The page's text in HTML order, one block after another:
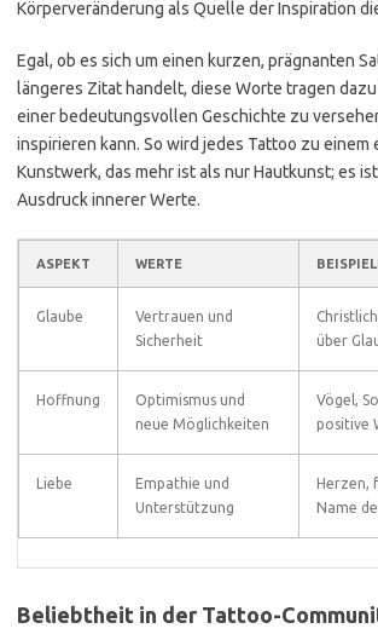
Körperveränderung als Quelle der Inspiration
Egal, ob es sich um einen kurzen, prägnanten
längeres Zitat handelt, diese Worte tragen
einer bedeutungsvollen Geschichte zu
inspirieren kann. So wird jedes Tattoo zu einem
Kunstwerk, das mehr ist als nur Hautkunst; es
Ausdruck innerer Werte.
ASPEKT WERTE
Glaube
Vertrauen und
Sicherheit
über
Hoffnung
Optimismus und
neue Möglichkeiten
Vögel,
positive
Liebe
Empathie und
Unterstützung
Herzen,
Name
Beliebtheit in der Tattoo-